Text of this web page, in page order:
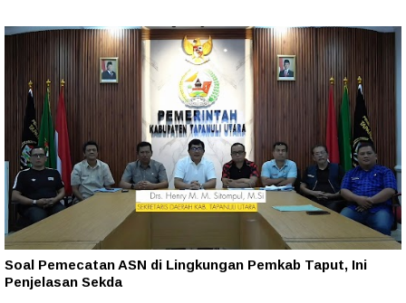
Soal Pemecatan ASN di Lingkungan Pemkab Taput, Ini
Penjelasan Sekda